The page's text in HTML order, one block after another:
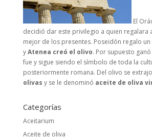
El
decidió dar este privilegio a quien regalara
mejor de los presentes. Poseidón regalo
yAtenea creó el olivo. Por supuesto
fue y sigue siendo el símbolo de toda la
posteriormente romana. Del olivo se
olivas y se le denominó aceite de oliva
Categorías
Aceitarium
Aceite de oliva